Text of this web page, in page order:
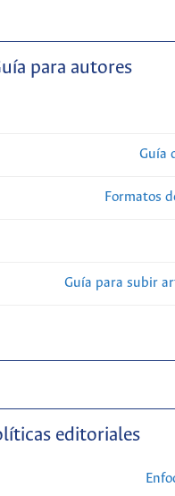
para autores
Guía
Formatos
Guía para subir
editoriales